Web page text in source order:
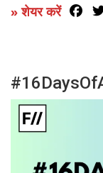
» शेयर करें